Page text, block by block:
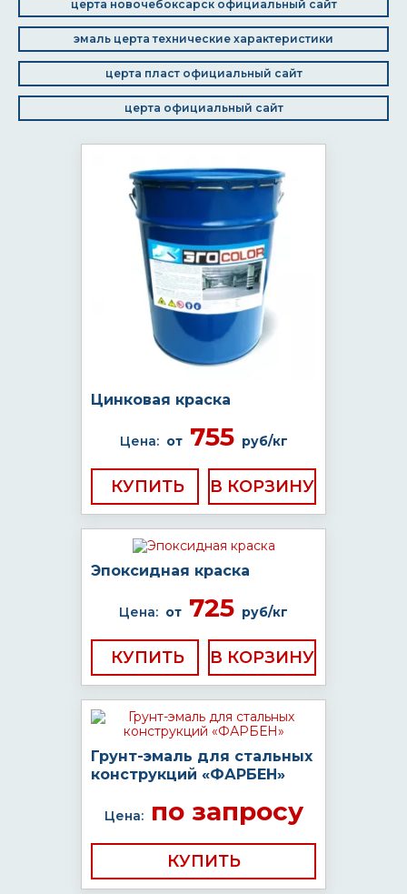
церта новочебоксарск официальный сайт
эмаль церта технические характеристики
церта пласт официальный сайт
церта официальный сайт
Цинковая краска
Цена: от755 руб/кг
КУПИТЬ
Эпоксидная краска
Цена: от 725 руб/кг
КУПИТЬ
Грунт-эмаль для стальных
конструкций «ФАРБЕН»
Цена:по запросу
КУПИТЬ